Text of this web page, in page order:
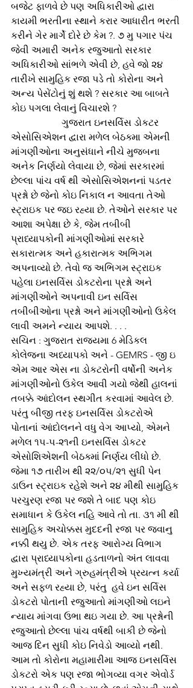
બજેટ ફાળવે છે પણ અધિકારીઓ દ્વારા
કાયમી ભરતીના સ્થાને કરાર આધારીત ભરતી
કરીને ગેર માર્ગે દોરે છે કેમ ?. ૭ મુ પગાર પંચ
જેવી અમારી અનેક રજુઆતો સરકાર
અધિકારીઓ સાંભળે એવી છે, હવે જો ૨૪
તારીખે સામુહિક રજા પડે તો કોરોના અને
અન્ય પેસેંટોનું શું થશે ? સરકાર આ બાબતે
કોઇ પગલા લેવાનું વિચારશે ?
એસોસિએશન દ્વારા મળેલ બેઠક્મા એમની
માંગણીઓના અનુસંધાને નીચે મુજબના
અનેક નિર્ણયો લેવાયા છે, જેમાં સરકારમાં
છેલ્લા પાંચ વર્ષ થી એસોસિએશનનાં પડતર
પ્રશ્નો છે જેનો કોઇ નિકાલ ન આવતા તેઓ
સ્ટ્રાઇક પર જઇ રહ્યા છે. તેઓને સરકાર પર
આશા અપેક્ષા છે કે, જેમ તબીબી
પ્રાધ્યાપકોની માંગણીઓમાં સરકારે
સકારાત્મક અને હકારાત્મક અભિગમ
અપનાવ્યો છે. તેવો જ અભિગમ સ્ટ્રાઇક
પહેલા ઇનસર્વિસ ડોકટરોના પ્રશ્નો અને
માંગણીઓને અપનાવી ઇન સર્વિસ
તબીબીઓના પ્રશ્નો અને માંગણીઓનો ઉકેલ
લાવી અમને ન્યાય આપશે. . . .
સચિન : ગુજરાત રાજ્યમા 6 મેડિકલ
કોલેજના અધ્યાપકો અને - GEMRS - જી ઇ
એમ આર એસ ના ડોકટરોની વર્ષોની અનેક
માંગણીઓનો ઉકેલ આવી ગયો જેથી હાલનાં
તબક્કે આંદોલન સ્થગીત કરવામાં આવેલ છે.
પરંતુ બીજી તરફ ઇનસર્વિસ ડોકટરોએ
પોતાનાં આંદોલનને વધુ વેગ આપ્યો, એમને
મળેલ ૧૫-૫-૨૧ની ઇનસર્વિસ ડોકટર
એસોશિએશની બેઠક્માં નિર્ણય લીધો છે.
જેમા ૧૭ તારીખ થી ૨૨/૦૫/૨૧ સુધી પેન
ડાઉન સ્ટ્રાઇક રહેશે અને ૨૪ મીથી સામુહિક
પરચુરણ રજા પર જશે તે બાદ પણ કોઇ
સમાધાન કે ઉકેલ નહિ આવે તો તા. ૩૧ મી થી
સામુહિક અચોક્કસ મુદદની રજા પર જવાનુ
નક્કી થયુ છે. એક તરફ આરોગ્ય વિભાગ
દ્વારા પ્રાધ્યાપકોના હડતાળનો અંત લાવવા
મુખ્યમંત્રી અને ગ્રુહમંત્રીએ પ્રયત્ન કર્યા
અને સફળ રહ્યા છે, પરંતુ  હવે ઇન સર્વિસ
ડોકટરો પોતાની રજુઆતો માંગણીઓ લઇને
ન્યાય માંગવા ઉભા થઇ ગયા છે. આ પ્રશ્નોની
રજુઆતો છેલ્લા પાંચ વર્ષથી બાકી છે જેનો
આજ દિન સુધી કોઇ નિવેડો આવ્યો નથી.
આમ તો કોરોના મહામારીમા આજ ઇનસર્વિસ
ડોકટરો એક પણ રજા ભોગવ્યા વગર એવોર્ડ